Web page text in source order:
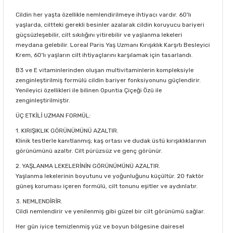
Cildin her yaşta özellikle nemlendirilmeye ihtiyacı vardır. 60'lı
yaşlarda, ciltteki gerekli besinler azalarak cildin koruyucu bariyeri
güçsüzleşebilir, cilt sıkılığını yitirebilir ve yaşlanma lekeleri
meydana gelebilir. Loreal Paris Yaş Uzmanı Kırışıklık Karşıtı Besleyici
Krem, 60'lı yaşların cilt ihtiyaçlarını karşılamak için tasarlandı.
B3 ve E vitaminlerinden oluşan multivitaminlerin kompleksiyle
zenginleştirilmiş formülü cildin bariyer fonksiyonunu güçlendirir.
Yenileyici özellikleri ile bilinen Opuntia Çiçeği Özü ile
zenginleştirilmiştir.
ÜÇ ETKİLİ UZMAN FORMÜL:
1. KIRIŞIKLIK GÖRÜNÜMÜNÜ AZALTIR.
Klinik testlerle kanıtlanmış; kaş ortası ve dudak üstü kırışıklıklarının
görünümünü azaltır. Cilt pürüzsüz ve genç görünür.
2. YAŞLANMA LEKELERİNİN GÖRÜNÜMÜNÜ AZALTIR.
Yaşlanma lekelerinin boyutunu ve yoğunluğunu küçültür. 20 faktör
güneş koruması içeren formülü, cilt tonunu eşitler ve aydınlatır.
3. NEMLENDİRİR.
Cildi nemlendirir ve yenilenmiş gibi güzel bir cilt görünümü sağlar.
Her gün iyice temizlenmiş yüz ve boyun bölgesine dairesel